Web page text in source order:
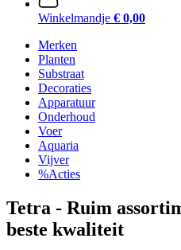
Winkelmandje € 0,00
Merken
Planten
Substraat
Decoraties
Apparatuur
Onderhoud
Voer
Aquaria
Vijver
%Acties
Tetra - Ruim
beste kwaliteit